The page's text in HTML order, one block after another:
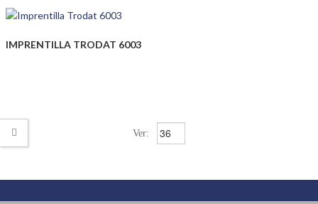
IMPRENTILLA TRODAT 6003
Ver: